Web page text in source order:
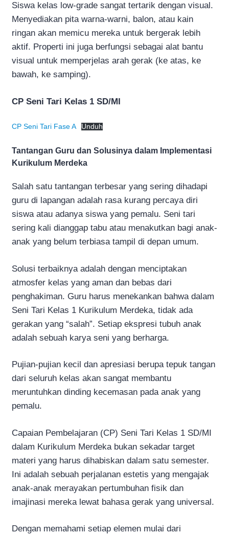
Siswa kelas low-grade sangat tertarik dengan visual.
Menyediakan pita warna-warni, balon, atau kain
ringan akan memicu mereka untuk bergerak lebih
aktif. Properti ini juga berfungsi sebagai alat bantu
visual untuk memperjelas arah gerak (ke atas, ke
bawah, ke samping).
CP Seni Tari Kelas 1 SD/MI
CP Seni Tari Fase A Unduh
Tantangan Guru dan Solusinya dalam Implementasi
Kurikulum Merdeka
Salah satu tantangan terbesar yang sering dihadapi
guru di lapangan adalah rasa kurang percaya diri
siswa atau adanya siswa yang pemalu. Seni tari
sering kali dianggap tabu atau menakutkan bagi anak-
anak yang belum terbiasa tampil di depan umum.
Solusi terbaiknya adalah dengan menciptakan
atmosfer kelas yang aman dan bebas dari
penghakiman. Guru harus menekankan bahwa dalam
Seni Tari Kelas 1 Kurikulum Merdeka, tidak ada
gerakan yang “salah”. Setiap ekspresi tubuh anak
adalah sebuah karya seni yang berharga.
Pujian-pujian kecil dan apresiasi berupa tepuk tangan
dari seluruh kelas akan sangat membantu
meruntuhkan dinding kecemasan pada anak yang
pemalu.
Capaian Pembelajaran (CP) Seni Tari Kelas 1 SD/MI
dalam Kurikulum Merdeka bukan sekadar target
materi yang harus dihabiskan dalam satu semester.
Ini adalah sebuah perjalanan estetis yang mengajak
anak-anak merayakan pertumbuhan fisik dan
imajinasi mereka lewat bahasa gerak yang universal.
Dengan memahami setiap elemen mulai dari